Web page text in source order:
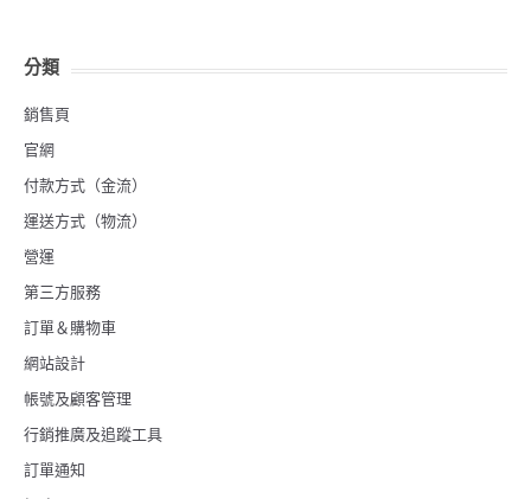
分類
銷售頁
官網
付款方式（金流）
運送方式（物流）
營運
第三方服務
訂單＆購物車
網站設計
帳號及顧客管理
行銷推廣及追蹤工具
訂單通知